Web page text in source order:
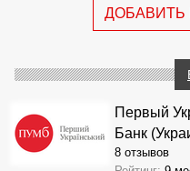
ДОБАВИТЬ
Первый
Банк
8 отзывов